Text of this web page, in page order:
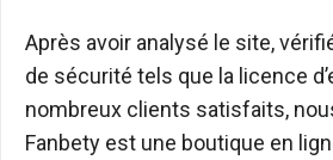
Après avoir analysé le site,
de sécurité tels que la licence
nombreux clients satisfaits,
Fanbety est une boutique en